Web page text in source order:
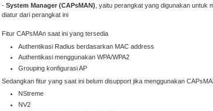
- System Manager (CAPsMAN) , yaitu perangkat yang digunakan untuk
diatur dari perangkat ini
Fitur CAPsMAn saat ini yang tersedia
Authentikasi Radius berdasarkan MAC address
Authentikasi menggunakan WPA/WPA2
Grouping konfigurasi AP
Sedangkan fitur yang saat ini belum disupport jika menggunakan
NStreme
NV2